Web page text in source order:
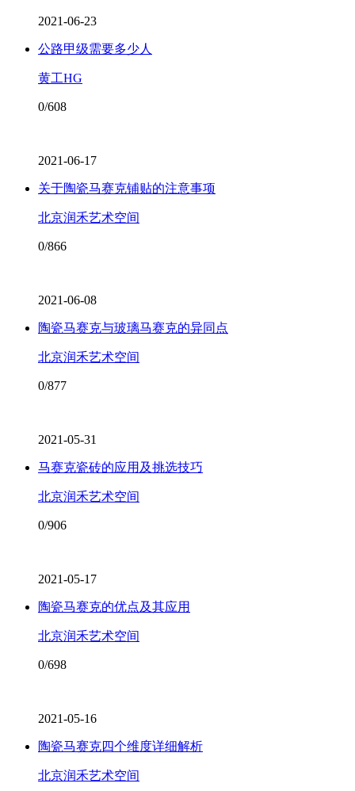
2021-06-23
公路甲级需要多少人
黄工HG
0/608
2021-06-17
关于陶瓷马赛克铺贴的注意事项
北京润禾艺术空间
0/866
2021-06-08
陶瓷马赛克与玻璃马赛克的异同点
北京润禾艺术空间
0/877
2021-05-31
马赛克瓷砖的应用及挑选技巧
北京润禾艺术空间
0/906
2021-05-17
陶瓷马赛克的优点及其应用
北京润禾艺术空间
0/698
2021-05-16
陶瓷马赛克四个维度详细解析
北京润禾艺术空间